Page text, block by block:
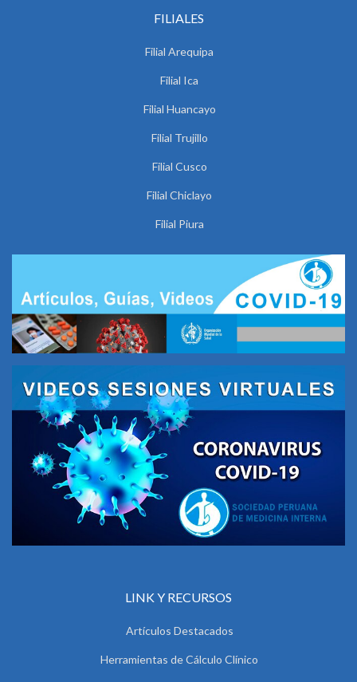
FILIALES
Filial Arequipa
Filial Ica
Filial Huancayo
Filial Trujillo
Filial Cusco
Filial Chiclayo
Filial Piura
LINK Y RECURSOS
Artículos Destacados
Herramientas de Cálculo Clínico